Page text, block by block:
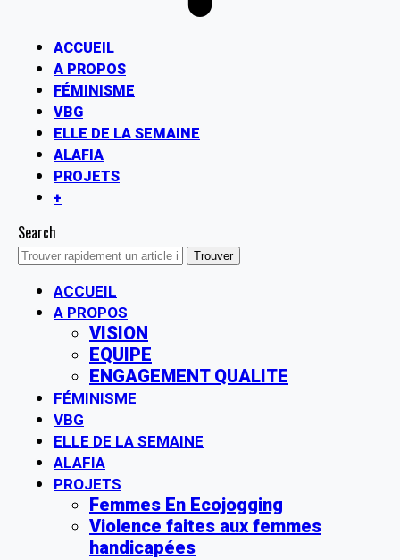
ACCUEIL
A PROPOS
FÉMINISME
VBG
ELLE DE LA SEMAINE
ALAFIA
PROJETS
+
Search
ACCUEIL
A PROPOS
VISION
EQUIPE
ENGAGEMENT QUALITE
FÉMINISME
VBG
ELLE DE LA SEMAINE
ALAFIA
PROJETS
Femmes En Ecojogging
Violence faites aux femmes
handicapées